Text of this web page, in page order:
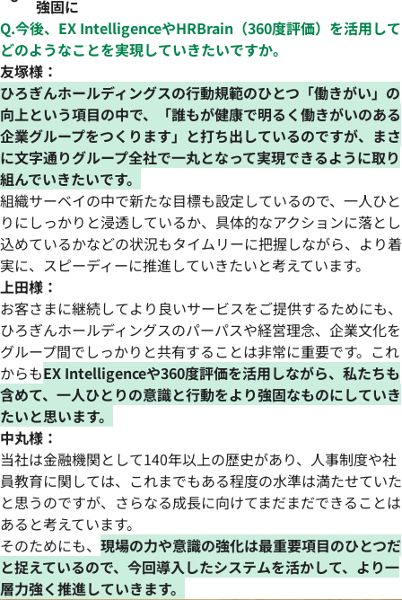
強固に
Q.今後、EX IntelligenceやHRBrain（360度評価）を活用して
どのようなことを実現していきたいですか。
友塚様：
ひろぎんホールディングスの行動規範のひとつ「働きがい」の
向上という項目の中で、「誰もが健康で明るく働きがいのある
企業グループをつくります」と打ち出しているのですが、まさ
に文字通りグループ全社で一丸となって実現できるように取り
組んでいきたいです。
組織サーベイの中で新たな目標も設定しているので、一人ひと
りにしっかりと浸透しているか、具体的なアクションに落とし
込めているかなどの状況もタイムリーに把握しながら、より着
実に、スピーディーに推進していきたいと考えています。
上田様：
お客さまに継続してより良いサービスをご提供するためにも、
ひろぎんホールディングスのパーパスや経営理念、企業文化を
グループ間でしっかりと共有することは非常に重要です。これ
からもEX Intelligenceや360度評価を活用しながら、私たちも
含めて、一人ひとりの意識と行動をより強固なものにしていき
たいと思います。
中丸様：
当社は金融機関として140年以上の歴史があり、人事制度や社
員教育に関しては、これまでもある程度の水準は満たせていた
と思うのですが、さらなる成長に向けてまだまだできることは
あると考えています。
そのためにも、 現場の力や意識の強化は最重要項目のひとつだ
と捉えているので、今回導入したシステムを活かして、より一
層力強く推進していきます。